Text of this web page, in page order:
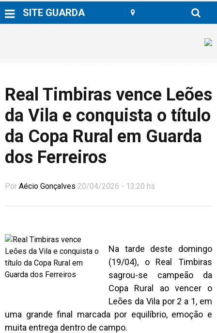
SITE GUARDA
Real Timbiras vence Leões
da Vila e conquista o título
da Copa Rural em Guarda
dos Ferreiros
Por Aécio Gonçalves 20/04/2026 - 13:20 hs
Na tarde deste domingo
(19/04), o Real Timbiras
sagrou-se campeão da
Copa Rural ao vencer o
Leões da Vila por 2 a 1, em
uma grande final marcada por equilíbrio, emoção e
muita entrega dentro de campo.